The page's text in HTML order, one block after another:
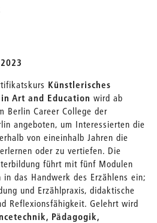
Künstlerisches
Art and Education wird ab
Berlin Career College der
angeboten, um Interessierten die
von eineinhalb Jahren die
oder zu vertiefen. Die
führt mit fünf Modulen
das Handwerk des Erzählens ein;
und Erzählpraxis, didaktische
Reflexionsfähigkeit. Gelehrt wird
Pädagogik,